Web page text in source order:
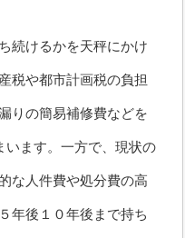
続けるかを天秤にかけ
税や都市計画税の負担
りの簡易補修費などを
います。一方で、現状の
な人件費や処分費の高
年後１０年後まで持ち